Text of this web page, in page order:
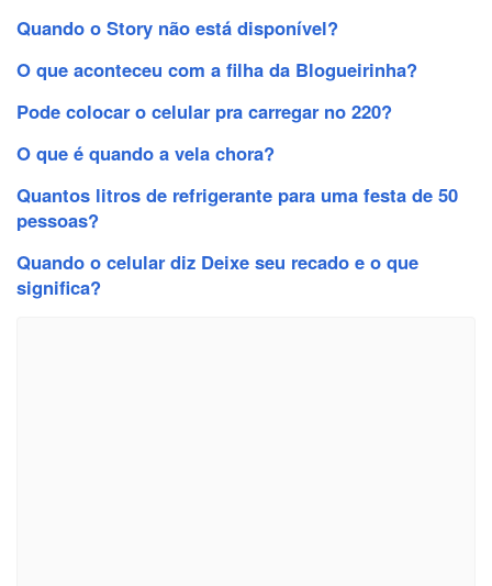
Quando o Story não está disponível?
O que aconteceu com a filha da Blogueirinha?
Pode colocar o celular pra carregar no 220?
O que é quando a vela chora?
Quantos litros de refrigerante para uma festa de 50
pessoas?
Quando o celular diz Deixe seu recado e o que
significa?